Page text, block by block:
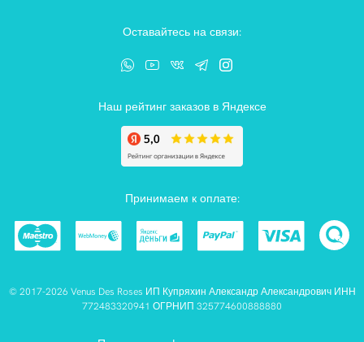
Оставайтесь на связи:
Наш рейтинг заказов в Яндексе
Принимаем к оплате:
© 2017-2026 Venus Des Roses ИП Купряхин Александр Александрович ИНН
772483320941 ОГРНИП 325774600888880